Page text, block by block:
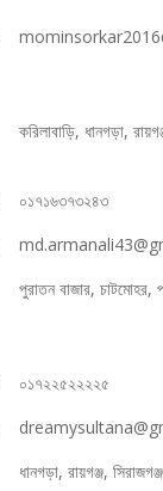
করিলাবাড়ি, ধানগড়া,
০১৭১৬৩৭৩২৪৩
পুরাতন বাজার, চাটমোহর,
০১৭২২৫২২২২৫
ধানগড়া, রায়গঞ্জ,